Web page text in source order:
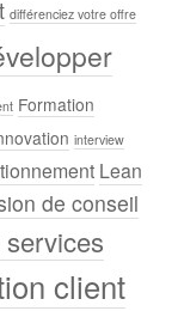
différenciez votre offre
Formation
interview
Lean
de conseil
client